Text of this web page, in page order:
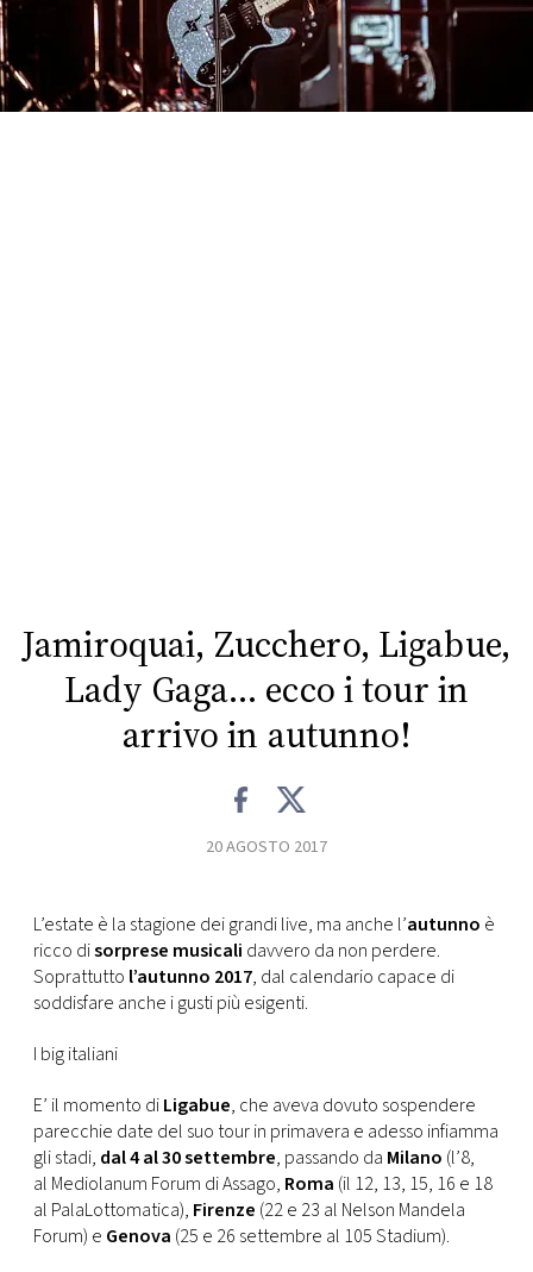
FOTO
CONCORSI
Jamiroquai, Zucchero, Ligabue,
Lady Gaga… ecco i tour in
arrivo in autunno!
20 AGOSTO 2017
L’estate è la stagione dei grandi live, ma anche l’autunno è
ricco disorprese musicali davvero da non perdere.
Soprattutto l’autunno 2017, dal calendario capace di
soddisfare anche i gusti più esigenti.
I big italiani
E’ il momento diLigabue, che aveva dovuto sospendere
parecchie date del suo tour in primavera e adesso infiamma
gli stadi, dal 4 al 30 settembre, passando da Milano (l’8,
al Mediolanum Forum di Assago, Roma (il 12, 13, 15, 16 e 18
al PalaLottomatica), Firenze (22 e 23 al Nelson Mandela
Forum) e Genova (25 e 26 settembre al 105 Stadium).